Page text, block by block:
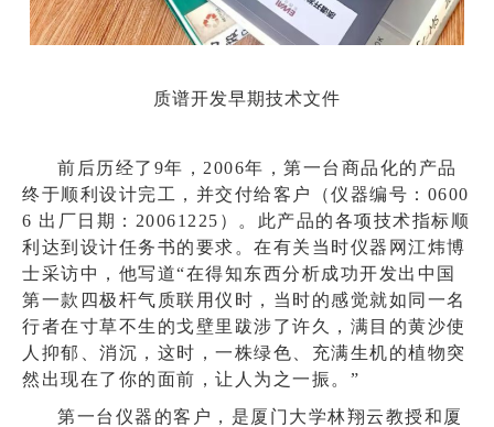
质谱开发早期技术文件
前后历经了9年，2006年，第一台商品化的产品
终于顺利设计完工，并交付给客户（仪器编号：0600
6 出厂日期：20061225）。此产品的各项技术指标顺
利达到设计任务书的要求。在有关当时仪器网江炜博
士采访中，他写道“在得知东西分析成功开发出中国
第一款四极杆气质联用仪时，当时的感觉就如同一名
行者在寸草不生的戈壁里跋涉了许久，满目的黄沙使
人抑郁、消沉，这时，一株绿色、充满生机的植物突
然出现在了你的面前，让人为之一振。”
第一台仪器的客户，是厦门大学林翔云教授和厦